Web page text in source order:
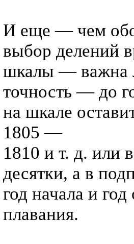
И еще — чем
выбор делений
шкалы — важна
точность — до
на шкале
1805 —
1810 и т. д. или
десятки, а в
год начала и
плавания.